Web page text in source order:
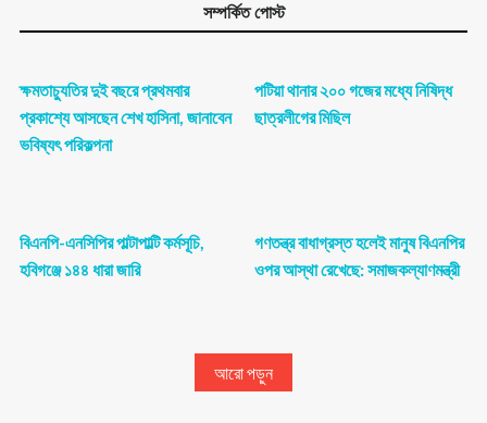
সম্পর্কিত পোস্ট
ক্ষমতাচ্যুতির দুই বছরে প্রথমবার
প্রকাশ্যে আসছেন শেখ হাসিনা, জানাবেন
ভবিষ্যৎ পরিকল্পনা
পটিয়া থানার ২০০ গজের মধ্যে নিষিদ্ধ
ছাত্রলীগের মিছিল
বিএনপি-এনসিপির পাল্টাপাল্টি কর্মসূচি,
হবিগঞ্জে ১৪৪ ধারা জারি
গণতন্ত্র বাধাগ্রস্ত হলেই মানুষ বিএনপির
ওপর আস্থা রেখেছে: সমাজকল্যাণমন্ত্রী
আরো পড়ুন